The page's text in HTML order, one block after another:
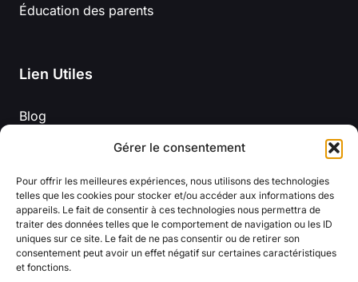
Gérer le consentement
Pour offrir les meilleures expériences, nous utilisons des technologies
telles que les cookies pour stocker et/ou accéder aux informations des
appareils. Le fait de consentir à ces technologies nous permettra de
traiter des données telles que le comportement de navigation ou les ID
uniques sur ce site. Le fait de ne pas consentir ou de retirer son
consentement peut avoir un effet négatif sur certaines caractéristiques
et fonctions.
Éducation des parents
Lien Utiles
Blog
À propos de nous
Politique de confidentialité
Conditions Générales D’Utilisation